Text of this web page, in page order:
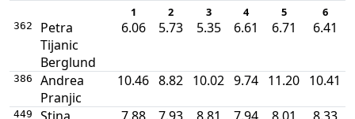
1 2 3 4 5 6
362
Petra
Tijanic
Berglund
6.06 5.73 5.35 6.61 6.71 6.41
386
Andrea
Pranjic
10.46 8.82 10.02 9.74 11.20 10.41
449